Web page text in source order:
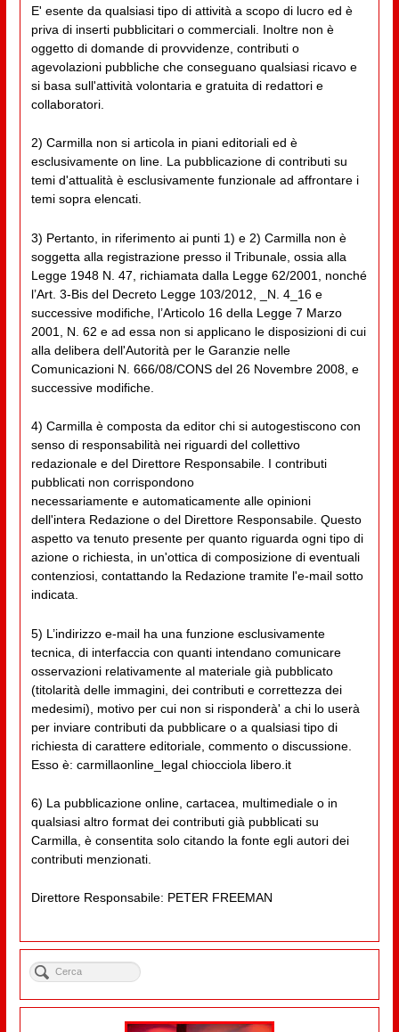
E' esente da qualsiasi tipo di attività a scopo di lucro ed è
priva di inserti pubblicitari o commerciali. Inoltre non è
oggetto di domande di provvidenze, contributi o
agevolazioni pubbliche che conseguano qualsiasi ricavo e
si basa sull'attività volontaria e gratuita di redattori e
collaboratori.
2) Carmilla non si articola in piani editoriali ed è
esclusivamente on line. La pubblicazione di contributi su
temi d'attualità è esclusivamente funzionale ad affrontare i
temi sopra elencati.
3) Pertanto, in riferimento ai punti 1) e 2) Carmilla non è
soggetta alla registrazione presso il Tribunale, ossia alla
Legge 1948 N. 47, richiamata dalla Legge 62/2001, nonché
l’Art. 3-Bis del Decreto Legge 103/2012, _N. 4_16 e
successive modifiche, l’Articolo 16 della Legge 7 Marzo
2001, N. 62 e ad essa non si applicano le disposizioni di cui
alla delibera dell'Autorità per le Garanzie nelle
Comunicazioni N. 666/08/CONS del 26 Novembre 2008, e
successive modifiche.
4) Carmilla è composta da editor chi si autogestiscono con
senso di responsabilità nei riguardi del collettivo
redazionale e del Direttore Responsabile. I contributi
pubblicati non corrispondono
necessariamente e automaticamente alle opinioni
dell'intera Redazione o del Direttore Responsabile. Questo
aspetto va tenuto presente per quanto riguarda ogni tipo di
azione o richiesta, in un'ottica di composizione di eventuali
contenziosi, contattando la Redazione tramite l'e-mail sotto
indicata.
5) L’indirizzo e-mail ha una funzione esclusivamente
tecnica, di interfaccia con quanti intendano comunicare
osservazioni relativamente al materiale già pubblicato
(titolarità delle immagini, dei contributi e correttezza dei
medesimi), motivo per cui non si risponderà' a chi lo userà
per inviare contributi da pubblicare o a qualsiasi tipo di
richiesta di carattere editoriale, commento o discussione.
Esso è: carmillaonline_legal chiocciola libero.it
6) La pubblicazione online, cartacea, multimediale o in
qualsiasi altro format dei contributi già pubblicati su
Carmilla, è consentita solo citando la fonte egli autori dei
contributi menzionati.
Direttore Responsabile: PETER FREEMAN